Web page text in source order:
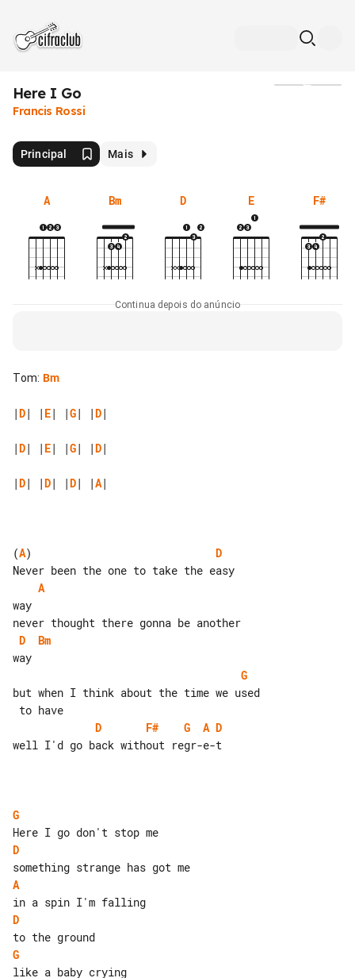
Here I Go
Francis Rossi
Principal Mais
A Bm D E F#
Continua depois do anúncio
Tom: Bm
|D| | E| |G| |D|
|D| | E| |G| |D|
|D| |D| |D| |A|
(A) D
A
way
D
Bm
G
but when I think about the time we used
D
F# G A D
well I'd go back without regr-e-t
G
D
A
D
G